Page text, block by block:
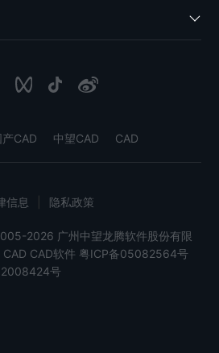
产CAD 中望CAD CAD
2026 广州中望龙腾软件股份有限
CAD CAD软件 粤ICP备05082564号
号
信息 隐私政策